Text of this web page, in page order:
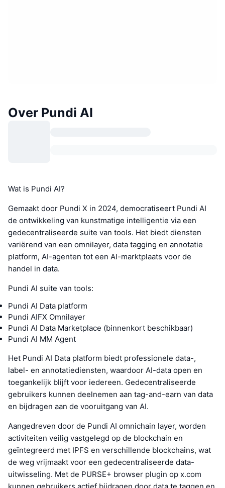
Over Pundi AI
Wat is Pundi AI?
Gemaakt door Pundi X in 2024, democratiseert Pundi AI
de ontwikkeling van kunstmatige intelligentie via een
gedecentraliseerde suite van tools. Het biedt diensten
variërend van een omnilayer, data tagging en annotatie
platform, AI-agenten tot een AI-marktplaats voor de
handel in data.
Pundi AI suite van tools:
Pundi AI Data platform
Pundi AIFX Omnilayer
Pundi AI Data Marketplace (binnenkort beschikbaar)
Pundi AI MM Agent
Het Pundi AI Data platform biedt professionele data-,
label- en annotatiediensten, waardoor AI-data open en
toegankelijk blijft voor iedereen. Gedecentraliseerde
gebruikers kunnen deelnemen aan tag-and-earn van data
en bijdragen aan de vooruitgang van AI.
Aangedreven door de Pundi AI omnichain layer, worden
activiteiten veilig vastgelegd op de blockchain en
geïntegreerd met IPFS en verschillende blockchains, wat
de weg vrijmaakt voor een gedecentraliseerde data-
uitwisseling. Met de PURSE+ browser plugin op x.com